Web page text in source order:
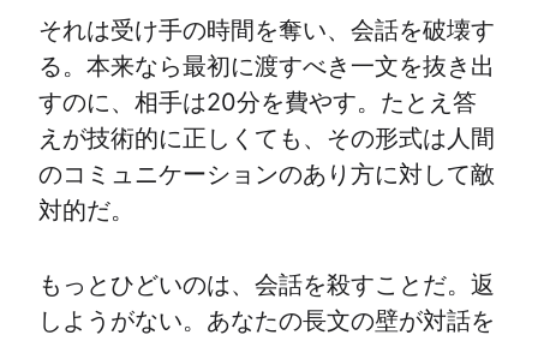
それは受け手の時間を奪い、会話を破壊す
る。本来なら最初に渡すべき一文を抜き出
すのに、相手は20分を費やす。たとえ答
えが技術的に正しくても、その形式は人間
のコミュニケーションのあり方に対して敵
対的だ。
もっとひどいのは、会話を殺すことだ。返
しようがない。あなたの長文の壁が対話を